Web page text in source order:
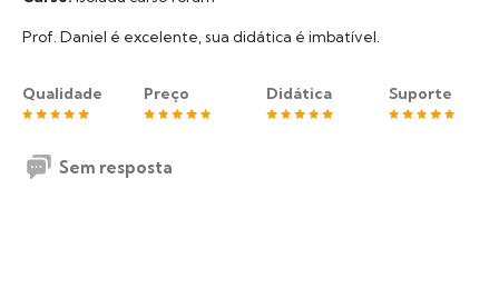
Prof. Daniel é excelente, sua didática é imbatível.
Qualidade Preço Didática Suporte
Sem resposta